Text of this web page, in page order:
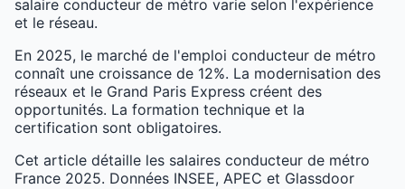
salaire conducteur de métro varie selon l'expérience
et le réseau.
En 2025, le marché de l'emploi conducteur de métro
connaît une croissance de 12%. La modernisation des
réseaux et le Grand Paris Express créent des
opportunités. La formation technique et la
certification sont obligatoires.
Cet article détaille les salaires conducteur de métro
France 2025. Données INSEE, APEC et Glassdoor